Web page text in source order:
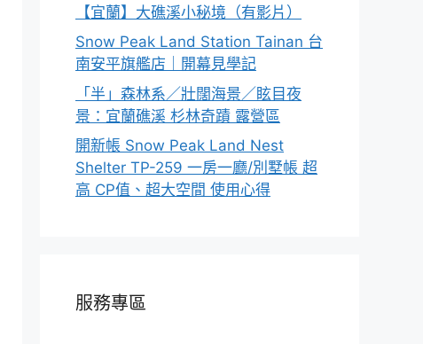
【宜蘭】大礁溪小秘境（有影片）
Snow Peak Land Station Tainan 台
南安平旗艦店｜開幕見學記
「半」森林系／壯闊海景／眩目夜
景：宜蘭礁溪 杉林奇蹟 露營區
開新帳 Snow Peak Land Nest
Shelter TP-259 一房一廳/別墅帳 超
高 CP值、超大空間 使用心得
服務專區